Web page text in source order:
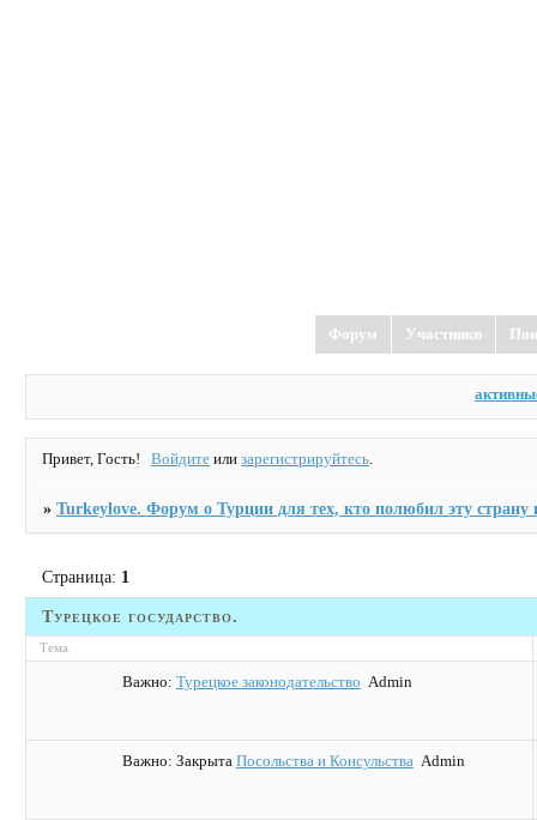
Форум Участники
Привет, Гость! Войдите илизарегистрируйтесь.
»Turkeylove. Форум о Турции для тех, кто полюбил эту страну
Турецкое государство.
Страница: 1
Тема
Важно: Турецкое законодательство Admin
Важно: Закрыта Посольства и Консульства Admin